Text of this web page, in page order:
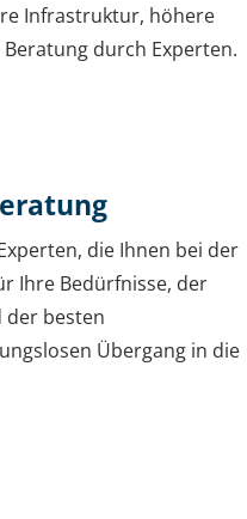
Infrastruktur, höhere
durch Experten.
die Ihnen bei der
Ihre Bedürfnisse, der
besten
Übergang in die